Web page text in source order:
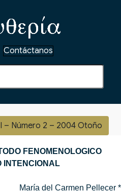
Contáctanos
– Número 2 – 2004 Otoño
FENOMENOLOGICO
INTENCIONAL
María del Carmen Pellecer *